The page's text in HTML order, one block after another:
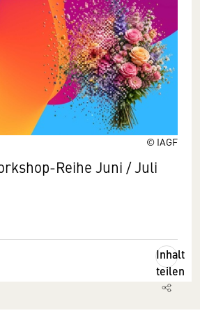
© IAGF
Reihe Juni / Juli
Inhalt
teilen